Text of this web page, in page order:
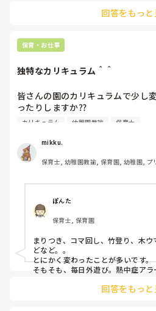
子どもはかわいいけど、毎日体痛
他の職場を探そうかな。甘えでしょ
せば加入対象となります。
企業規模要件の段階的撤廃：現行の
的に全企業（1人以上）へ拡大されま
従業員数がこの条件より少ない法
合う合わないは誰にでもあるし、そ
とも必要だと思っています。
何が合わなかったのか。
次に同じことにならないためにちょ
です😊
回答をもっと
保育・お仕事
独特なカリキュラム＾＾
皆さんの園のカリキュラムで少し
ったりしますか⁇
のみ）・乾布摩擦（年中組以上児
から行っています）があります。
♪
カリキュラム 幼稚園教諭 保育士
mikku.
保育士, 幼稚園教諭, 保育園, 幼稚園, プ
ぽんた
保育士, 保育園
まりつき、コマ回し、竹登り、木
どなど。。
とにかく変わったことが多いです。
そもそも、毎日外遊び。熱中症ア
回答をもっと